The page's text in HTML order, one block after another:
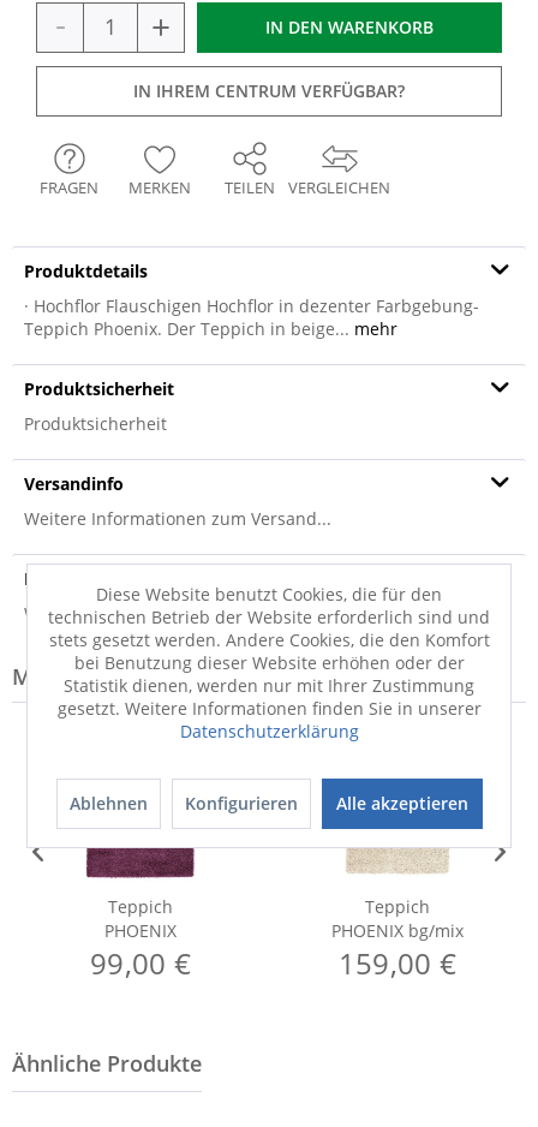
- + IN DEN WARENKORB
IN IHREM CENTRUM VERFÜGBAR?
VERGLEICHEN
FRAGEN MERKEN TEILEN
Produktdetails
· Hochflor Flauschigen Hochflor in dezenter Farbgebung-
Teppich Phoenix. Der Teppich in beige... mehr
Produktsicherheit
Produktsicherheit
Versandinfo
Weitere Informationen zum Versand...
Hersteller
Weitere Informationen zum Hersteller...
Modell-Familie: PHOENIX
Teppich
PHOENIX
99,00 €
Teppich
PHOENIX bg/mix
159,00 €
Diese Website benutzt Cookies, die für den
technischen Betrieb der Website erforderlich sind und
stets gesetzt werden. Andere Cookies, die den Komfort
bei Benutzung dieser Website erhöhen oder der
Statistik dienen, werden nur mit Ihrer Zustimmung
gesetzt. Weitere Informationen finden Sie in unserer
Datenschutzerklärung
Ablehnen Konfigurieren Alle akzeptieren